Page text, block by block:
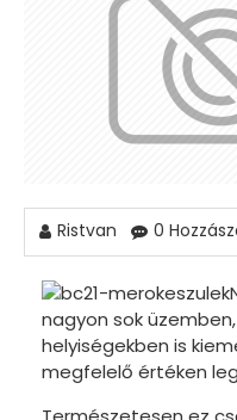
Ristvan 0
nagyon sok
helyiségekben is
megfelelő értéken